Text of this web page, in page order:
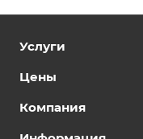
Услуги
Цены
Компания